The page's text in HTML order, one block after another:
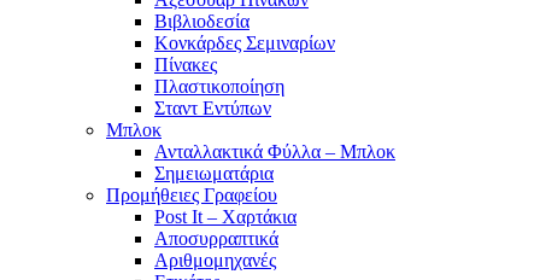
Βιβλιοδεσία
Κονκάρδες Σεμιναρίων
Πίνακες
Πλαστικοποίηση
Σταντ Εντύπων
Μπλοκ
Ανταλλακτικά Φύλλα – Μπλοκ
Σημειωματάρια
Προμήθειες Γραφείου
Post It – Χαρτάκια
Αποσυρραπτικά
Αριθμομηχανές